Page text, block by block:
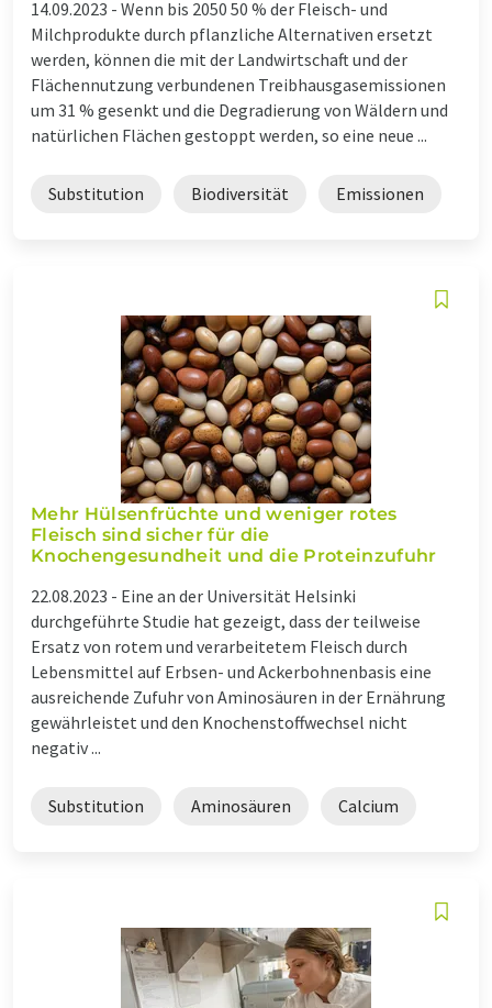
14.09.2023 - Wenn bis 2050 50 % der Fleisch- und
Milchprodukte durch pflanzliche Alternativen ersetzt
werden, können die mit der Landwirtschaft und der
Flächennutzung verbundenen Treibhausgasemissionen
um 31 % gesenkt und die Degradierung von Wäldern und
natürlichen Flächen gestoppt werden, so eine neue ...
Substitution Biodiversität Emissionen
Mehr Hülsenfrüchte und weniger rotes
Fleisch sind sicher für die
Knochengesundheit und die Proteinzufuhr
22.08.2023 - Eine an der Universität Helsinki
durchgeführte Studie hat gezeigt, dass der teilweise
Ersatz von rotem und verarbeitetem Fleisch durch
Lebensmittel auf Erbsen- und Ackerbohnenbasis eine
ausreichende Zufuhr von Aminosäuren in der Ernährung
gewährleistet und den Knochenstoffwechsel nicht
negativ ...
Substitution Aminosäuren Calcium